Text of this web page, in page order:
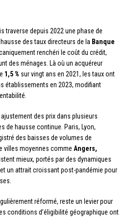
traverse depuis 2022 une phase de
des taux directeurs de la Banque
renchéri le coût du crédit,
des ménages. Là où un acquéreur
1,5 % sur vingt ans en 2021, les taux ont
établissements en 2023, modifiant
des prix dans plusieurs
de hausse continue. Paris, Lyon,
des baisses de volumes de
villes moyennes comme Angers,
mieux, portés par des dynamiques
un attrait croissant post-pandémie pour
réformé, reste un levier pour
conditions d’éligibilité géographique ont